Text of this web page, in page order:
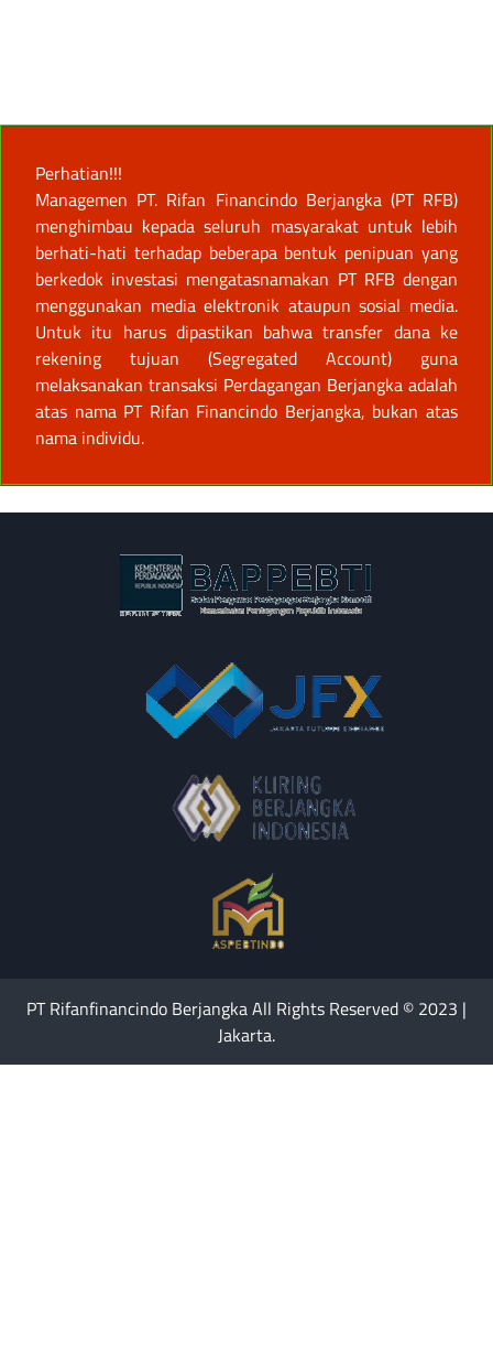
Perhatian!!!
Managemen PT. Rifan Financindo Berjangka (PT RFB)
menghimbau kepada seluruh masyarakat untuk lebih
berhati-hati terhadap beberapa bentuk penipuan yang
berkedok investasi mengatasnamakan PT RFB dengan
menggunakan media elektronik ataupun sosial media.
Untuk itu harus dipastikan bahwa transfer dana ke
rekening tujuan (Segregated Account) guna
melaksanakan transaksi Perdagangan Berjangka adalah
atas nama PT Rifan Financindo Berjangka, bukan atas
nama individu.
PT Rifanfinancindo Berjangka All Rights Reserved © 2023 |
Jakarta.